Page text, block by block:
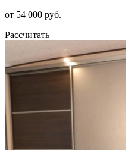
от 54 000 руб.
Рассчитать